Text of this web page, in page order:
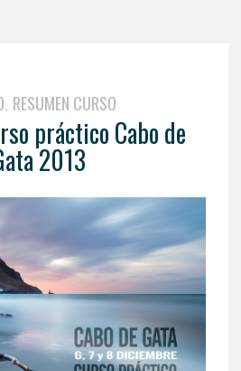
, RESUMEN CURSO
práctico Cabo de
2013